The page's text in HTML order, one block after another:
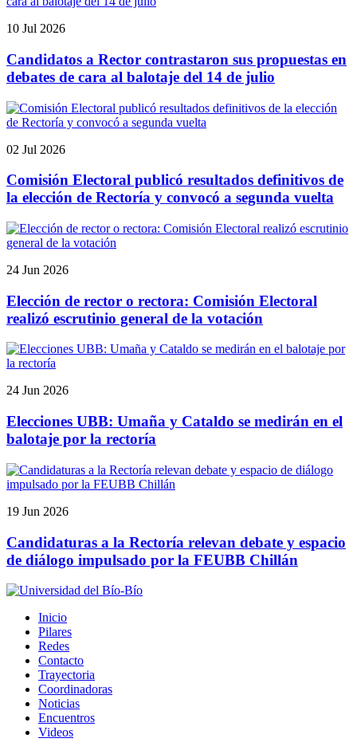
10 Jul 2026
Candidatos a Rector contrastaron sus propuestas en
debates de cara al balotaje del 14 de julio
02 Jul 2026
Comisión Electoral publicó resultados definitivos de
la elección de Rectoría y convocó a segunda vuelta
24 Jun 2026
Elección de rector o rectora: Comisión Electoral
realizó escrutinio general de la votación
24 Jun 2026
Elecciones UBB: Umaña y Cataldo se medirán en el
balotaje por la rectoría
19 Jun 2026
Candidaturas a la Rectoría relevan debate y espacio
de diálogo impulsado por la FEUBB Chillán
Inicio
Pilares
Redes
Contacto
Trayectoria
Coordinadoras
Noticias
Encuentros
Videos